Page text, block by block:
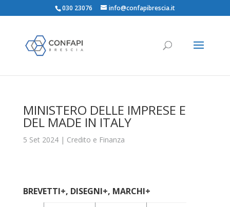
030 23076 info@confapibrescia.it
MINISTERO DELLE IMPRESE E
DEL MADE IN ITALY
5 Set 2024| Credito e Finanza
BREVETTI+, DISEGNI+, MARCHI+